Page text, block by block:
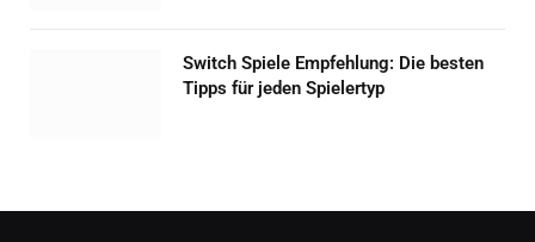
Switch Spiele Empfehlung: Die besten
Tipps für jeden Spielertyp